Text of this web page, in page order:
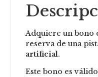
Adquiere un bono
reserva de una
artificial.
Este bono es